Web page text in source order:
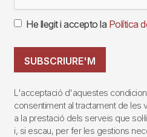
He llegit i accepto la Política
SUBSCRIURE'M
L'acceptació d'aquestes
consentiment al tractament de
a la prestació dels serveis que
i, si escau, per fer les gestions